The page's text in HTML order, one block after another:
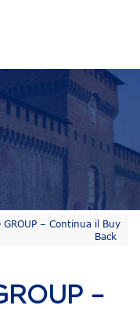
GROUP – Continua il Buy
Back
–